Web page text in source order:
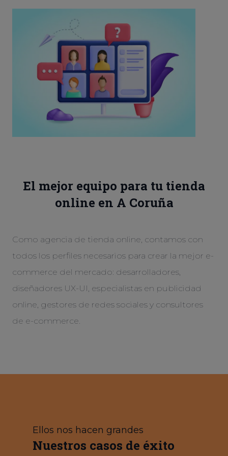
El mejor equipo para tu tienda
online en A Coruña
Como agencia de tienda online, contamos con
todos los perfiles necesarios para crear la mejor e-
commerce del mercado: desarrolladores,
diseñadores UX-UI, especialistas en publicidad
online, gestores de redes sociales y consultores
de e-commerce.
Ellos nos hacen grandes
Nuestros casos de éxito